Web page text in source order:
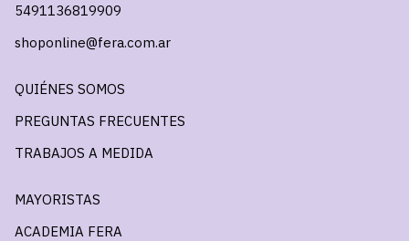
5491136819909
shoponline@fera.com.ar
QUIÉNES SOMOS
PREGUNTAS FRECUENTES
TRABAJOS A MEDIDA
MAYORISTAS
ACADEMIA FERA